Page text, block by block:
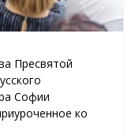
Пресвятой
Софии
ко